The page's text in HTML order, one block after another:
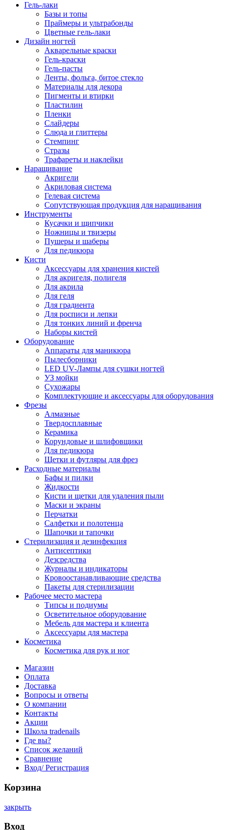
Гель-лаки
Базы и топы
Праймеры и ультрабонды
Цветные гель-лаки
Дизайн ногтей
Акварельные краски
Гель-краски
Гель-пасты
Ленты, фольга, битое стекло
Материалы для декора
Пигменты и втирки
Пластилин
Пленки
Слайдеры
Слюда и глиттеры
Стемпинг
Стразы
Трафареты и наклейки
Наращивание
Акригели
Акриловая система
Гелевая система
Сопутствующая продукция для наращивания
Инструменты
Кусачки и щипчики
Ножницы и твизеры
Пушеры и шаберы
Для педикюра
Кисти
Аксессуары для хранения кистей
Для акригеля, полигеля
Для акрила
Для геля
Для градиента
Для росписи и лепки
Для тонких линий и френча
Наборы кистей
Оборудование
Аппараты для маникюра
Пылесборники
LED UV-Лампы для сушки ногтей
УЗ мойки
Сухожары
Комплектующие и аксессуары для оборудования
Фрезы
Алмазные
Твердосплавные
Керамика
Корундовые и шлифовщики
Для педикюра
Щетки и футляры для фрез
Расходные материалы
Бафы и пилки
Жидкости
Кисти и щетки для удаления пыли
Маски и экраны
Перчатки
Салфетки и полотенца
Шапочки и тапочки
Стерилизация и дезинфекция
Антисептики
Дезсредства
Журналы и индикаторы
Кровоостанавливающие средства
Пакеты для стерилизации
Рабочее место мастера
Типсы и подиумы
Осветительное оборудование
Мебель для мастера и клиента
Аксессуары для мастера
Косметика
Косметика для рук и ног
Магазин
Оплата
Доставка
Вопросы и ответы
О компании
Контакты
Акции
Школа tradenails
Где вы?
Список желаний
Сравнение
Вход/ Регистрация
Корзина
закрыть
Вход